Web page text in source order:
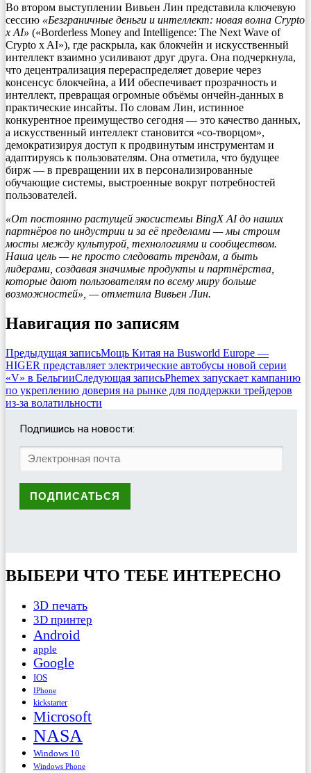
Во втором выступлении Вивьен Лин представила ключевую
сессию «Безграничные деньги и интеллект: новая волна Crypto
x AI» («Borderless Money and Intelligence: The Next Wave of
Crypto x AI»), где раскрыла, как блокчейн и искусственный
интеллект взаимно усиливают друг друга. Она подчеркнула,
что децентрализация перераспределяет доверие через
консенсус блокчейна, а ИИ обеспечивает прозрачность и
интеллект, превращая огромные объёмы ончейн-данных в
практические инсайты. По словам Лин, истинное
конкурентное преимущество сегодня — это качество данных,
а искусственный интеллект становится «со-творцом»,
демократизируя доступ к продвинутым инструментам и
адаптируясь к пользователям. Она отметила, что будущее
бирж — в превращении их в персонализированные
обучающие системы, выстроенные вокруг потребностей
пользователей.
«От постоянно растущей экосистемы BingX AI до наших
партнёров по индустрии и за её пределами — мы строим
мосты между культурой, технологиями и сообществом.
Наша цель — не просто следовать трендам, а быть
лидерами, создавая значимые продукты и партнёрства,
которые дают пользователям по всему миру больше
возможностей», — отметила Вивьен Лин.
Навигация по записям
Предыдущая записьМощь Китая на Busworld Europe —
HIGER представляет электрические автобусы новой серии
«V» в БельгииСледующая записьPhemex запускает кампанию
по укреплению доверия на рынке для поддержки трейдеров
из-за волатильности
Подпишись на новости:
ВЫБЕРИ ЧТО ТЕБЕ ИНТЕРЕСНО
3D печать
3D принтер
Android
apple
Google
IOS
IPhone
kickstarter
Microsoft
NASA
Windows 10
Windows Phone